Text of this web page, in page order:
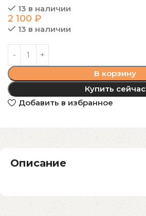
13 в наличии
2 100 ₽
13 в наличии
В корзину
Купить сейчас
Добавить в избранное
Описание